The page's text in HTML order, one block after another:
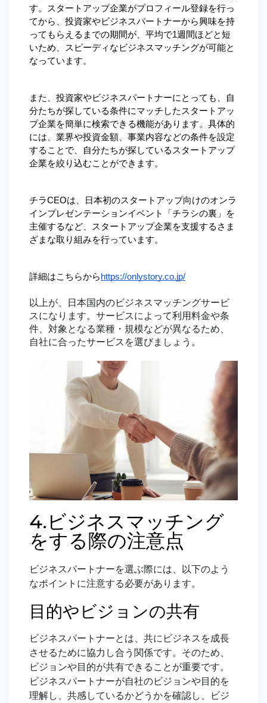
す。スタートアップ企業がプロフィール登録を行っ
てから、投資家やビジネスパートナーから興味を持
ってもらえるまでの期間が、平均で1週間ほどと短
いため、スピーディなビジネスマッチングが可能と
なっています。
また、投資家やビジネスパートナーにとっても、自
分たちが探している条件にマッチしたスタートアッ
プ企業を簡単に検索できる機能があります。具体的
には、業界や投資金額、事業内容などの条件を設定
することで、自分たちが探しているスタートアップ
企業を絞り込むことができます。
チラCEOは、日本初のスタートアップ向けのオンラ
インプレゼンテーションイベント「チラシの裏」を
主催するなど、スタートアップ企業を支援するさま
ざまな取り組みを行っています。
詳細はこちらから https://onlystory.co.jp/
以上が、日本国内のビジネスマッチングサービ
スになります。サービスによって利用料金や条
件、対象となる業種・規模などが異なるため、
自社に合ったサービスを選びましょう。
4.ビジネスマッチング
をする際の注意点
ビジネスパートナーを選ぶ際には、以下のよう
なポイントに注意する必要があります。
目的やビジョンの共有
ビジネスパートナーとは、共にビジネスを成長
させるために協力し合う関係です。そのため、
ビジョンや目的が共有できることが重要です。
ビジネスパートナーが自社のビジョンや目的を
理解し、共感しているかどうかを確認し、ビジ